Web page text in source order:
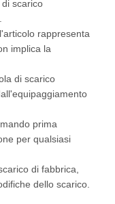
scarico
rappresenta
implica la
di scarico
prima
per qualsiasi
di fabbrica,
dello scarico.